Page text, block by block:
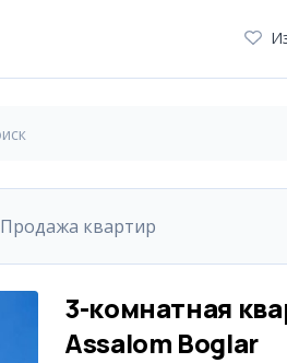
Продажа квартир
3-комнатная
Assalom Boglar